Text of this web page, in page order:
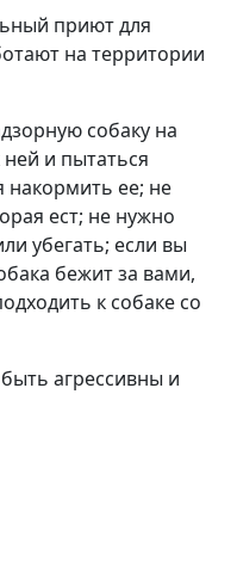
приют для
на территории
собаку на
ней и пытаться
накормить ее; не
ест; не нужно
убегать; если вы
бежит за вами,
к собаке со
агрессивны и